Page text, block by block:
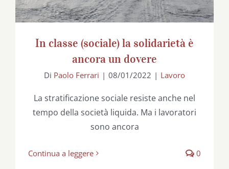
In classe (sociale) la solidarietà è
ancora un dovere
Di Paolo Ferrari | 08/01/2022 | Lavoro
La stratificazione sociale resiste anche nel
tempo della società liquida. Ma i lavoratori
sono ancora
Continua a leggere 0